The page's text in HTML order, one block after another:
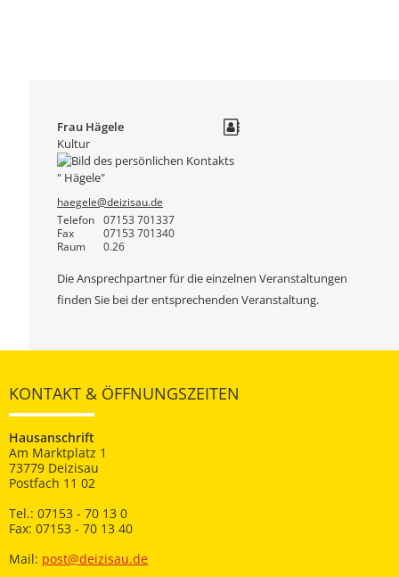
Frau Hägele
Kultur
haegele@deizisau.de
Telefon
07153 701337
Fax 07153 701340
Raum 0.26
Die Ansprechpartner für die einzelnen Veranstaltungen
finden Sie bei der entsprechenden Veranstaltung.
KONTAKT & ÖFFNUNGSZEITEN
Hausanschrift
Am Marktplatz 1
73779 Deizisau
Postfach 11 02
Tel.: 07153 - 70 13 0
Fax: 07153 - 70 13 40
Mail: post@deizisau.de